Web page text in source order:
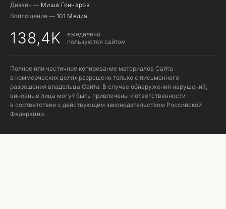
Дизайн — Миша Гончаров
Воплощение — 101 Медиа
138,4K
ежедневно
пользуются сайтом
Полное или частичное копирование материалов Сайта
в коммерческих целях разрешено только с письменного
разрешения владельца Сайта. В случае обнаружения нарушений,
виновные лица могут быть привлечены к ответственности
в соответствии с действующим законодательством Российской
Федерации.